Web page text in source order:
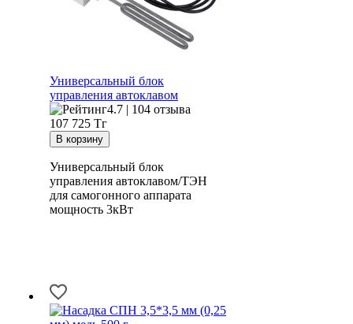
Универсальный блок
управления автоклавом
4.7 | 104 отзыва
107 725 Тг
Универсальный блок
управления автоклавом/ТЭН
для самогонного аппарата
мощность 3кВт